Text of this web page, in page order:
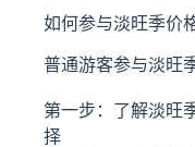
如何参与淡旺季价
普通游客参与淡旺
第一步：了解淡旺
择